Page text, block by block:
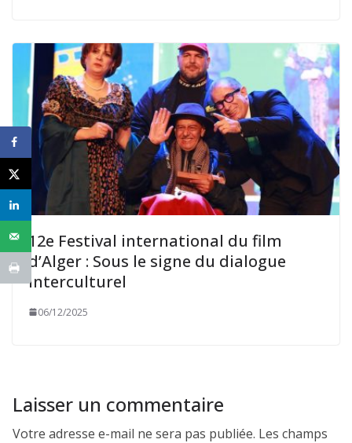
12e Festival international du film
d’Alger : Sous le signe du dialogue
interculturel
06/12/2025
Laisser un commentaire
Votre adresse e-mail ne sera pas publiée. Les champs